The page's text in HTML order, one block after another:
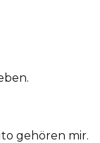
gehören mir.